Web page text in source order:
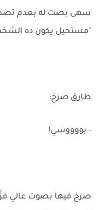
سهى بصت له بعدم
"مستحيل يكون ده
طارق صرخ:
- بووووسي!
صرخ فيها بصوت عالي